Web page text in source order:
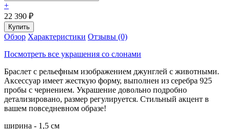
+
22 390 ₽
Обзор Характеристики Отзывы (0)
Посмотреть все украшения со слонами
Браслет с рельефным изображением джунглей с животными.
Аксессуар имеет жесткую форму, выполнен из серебра 925
пробы с чернением. Украшение довольно подробно
детализировано, размер регулируется. Стильный акцент в
вашем повседневном образе!
ширина - 1,5 см